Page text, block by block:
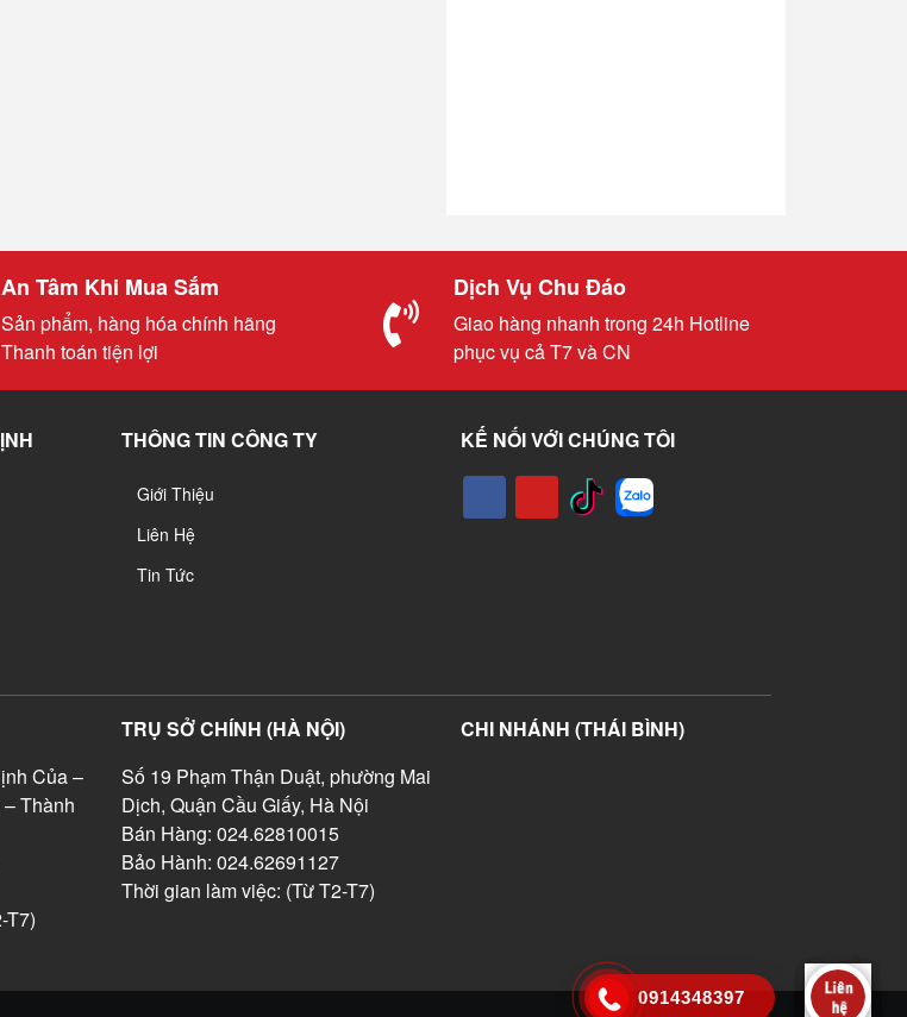
An Tâm Khi Mua Sắm
Sản phẩm, hàng hóa chính hãng
Thanh toán tiện lợi
Dịch Vụ Chu Đáo
Giao hàng nhanh trong 24h Hotline
phục vụ cả T7 và CN
THÔNG TIN CÔNG TY
Giới Thiệu
Liên Hệ
Tin Tức
KẾ NỐI VỚI CHÚNG TÔI
Của –
Thành
T7)
TRỤ SỞ CHÍNH (HÀ NỘI)
Số 19 Phạm Thận Duật, phường Mai
Dịch, Quận Cầu Giấy, Hà Nội
Bán Hàng: 024.62810015
Bảo Hành: 024.62691127
Thời gian làm việc: (Từ T2-T7)
CHI NHÁNH (THÁI BÌNH)
0914348397